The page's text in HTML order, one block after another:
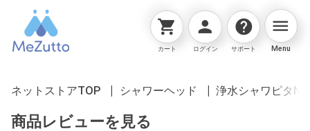
shopping_cart
カート
person
ログイン
help
サポート
menu
Menu
ネットストアTOP シャワーヘッド 浄水シャワピタ
商品レビューを見る